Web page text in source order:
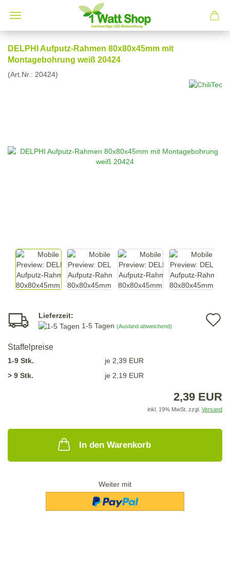
DELPHI Aufputz-Rahmen 80x80x45mm mit
Montagebohrung weiß 20424
(Art.Nr.: 20424)
Lieferzeit:
1-5 Tagen (Ausland abweichend)
Staffelpreise
1-9 Stk.
je 2,39 EUR
> 9 Stk.
je 2,19 EUR
2,39 EUR
inkl. 19% MwSt. zzgl. Versand
In den Warenkorb
Weiter mit